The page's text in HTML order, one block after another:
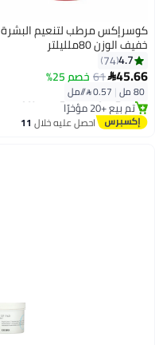
كوسرإكس مرطب لتنعيم البشرة
خفيف الوزن 80ملليلتر
4.7
74
45.66
61 خصم 25%
80 مل |
توصيل مجاني
باقي 2 وحدات في المخزون
تم بيع +20 مؤخرًا
توصيل مجانياحصل عليه خلال 11
اغسطس